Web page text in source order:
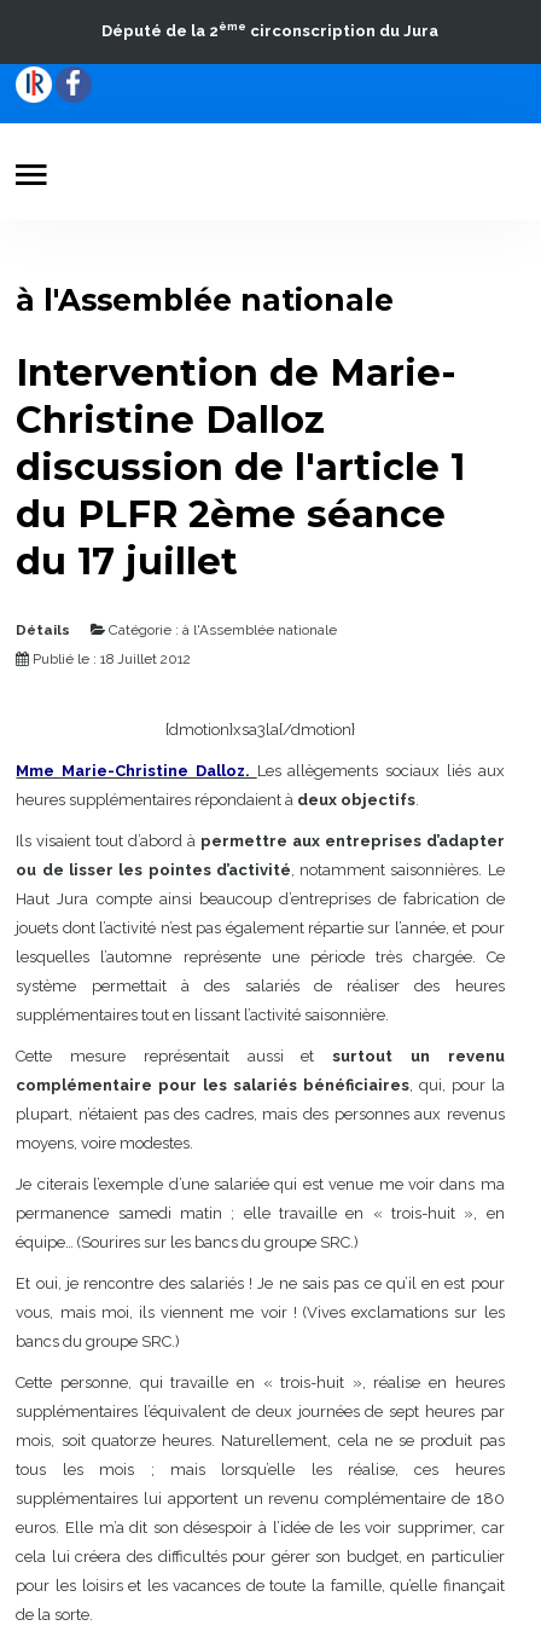
Travaux parlementaires
La Circonscription
Contact
Député de la 2ème circonscription du Jura
à l'Assemblée nationale
Intervention de Marie-
Christine Dalloz
discussion de l'article 1
du PLFR 2ème séance
du 17 juillet
Détails Catégorie :à l'Assemblée nationale
Publié le : 18 Juillet 2012
{dmotion}xsa3la{/dmotion}
Mme Marie-Christine Dalloz. Les allègements sociaux liés aux
heures supplémentaires répondaient à deux objectifs.
Ils visaient tout d’abord à permettre aux entreprises d’adapter
ou de lisser les pointes d’activité, notamment saisonnières. Le
Haut Jura compte ainsi beaucoup d’entreprises de fabrication de
jouets dont l’activité n’est pas également répartie sur l’année, et pour
lesquelles l’automne représente une période très chargée. Ce
système permettait à des salariés de réaliser des heures
supplémentaires tout en lissant l’activité saisonnière.
Cette mesure représentait aussi etsurtout un revenu
complémentaire pour les salariés bénéficiaires, qui, pour la
plupart, n’étaient pas des cadres, mais des personnes aux revenus
moyens, voire modestes.
Je citerais l’exemple d’une salariée qui est venue me voir dans ma
permanence samedi matin ; elle travaille en « trois-huit », en
équipe… (Sourires sur les bancs du groupe SRC.)
Et oui, je rencontre des salariés ! Je ne sais pas ce qu’il en est pour
vous, mais moi, ils viennent me voir ! (Vives exclamations sur les
bancs du groupe SRC.)
Cette personne, qui travaille en « trois-huit », réalise en heures
supplémentaires l’équivalent de deux journées de sept heures par
mois, soit quatorze heures. Naturellement, cela ne se produit pas
tous les mois ; mais lorsqu’elle les réalise, ces heures
supplémentaires lui apportent un revenu complémentaire de 180
euros. Elle m’a dit son désespoir à l’idée de les voir supprimer, car
cela lui créera des difficultés pour gérer son budget, en particulier
pour les loisirs et les vacances de toute la famille, qu’elle finançait
de la sorte.